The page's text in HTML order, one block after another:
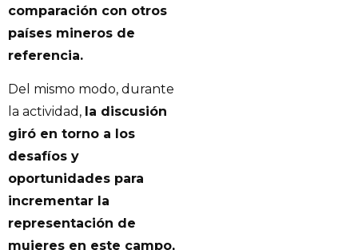
comparación con otros
países mineros de
referencia.
Del mismo modo, durante
la actividad, la discusión
giró en torno a los
desafíos y
oportunidades para
incrementar la
representación de
mujeres en este campo,